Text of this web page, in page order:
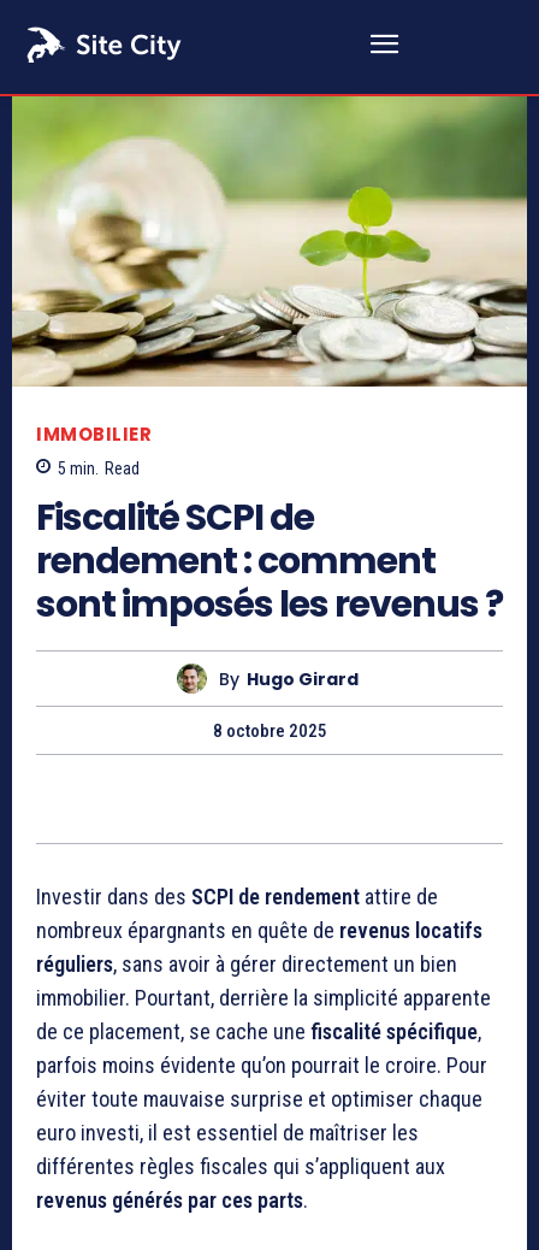
IMMOBILIER
5 min. Read
Fiscalité SCPI de
rendement​ : comment
sont imposés les revenus ?
By Hugo Girard
8 octobre 2025
Investir dans des SCPI de rendement attire de
nombreux épargnants en quête de revenus locatifs
réguliers, sans avoir à gérer directement un bien
immobilier. Pourtant, derrière la simplicité apparente
de ce placement, se cache une fiscalité spécifique,
parfois moins évidente qu’on pourrait le croire. Pour
éviter toute mauvaise surprise et optimiser chaque
euro investi, il est essentiel de maîtriser les
différentes règles fiscales qui s’appliquent aux
revenus générés par ces parts.